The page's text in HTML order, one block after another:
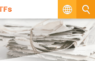
繁
EN